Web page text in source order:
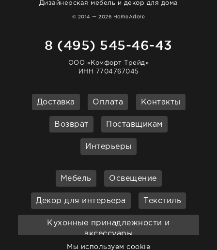
Дизайнерская мебель и декор для дома
© 2014 — 2026 HomeAdore
8 (495) 545-46-43
ООО «Комфорт Трейд»
ИНН 7704767045
Доставка Оплата Контакты
Возврат Поставщикам
Интерьеры
Мебель Освещение
Декор для интерьера Текстиль
Кухонные принадлежности и
аксессуары
Мы используем cookie